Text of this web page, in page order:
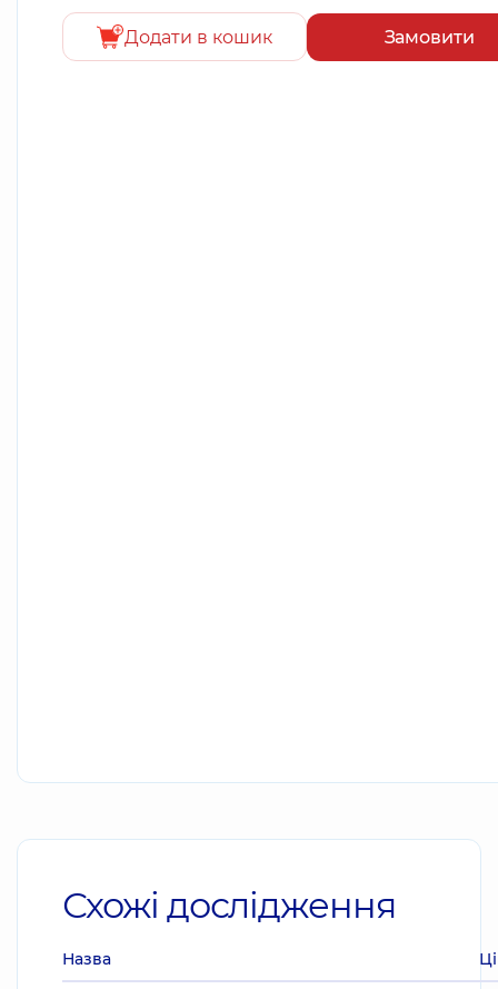
Додати в кошик Замовити
Схожі дослідження
Назва